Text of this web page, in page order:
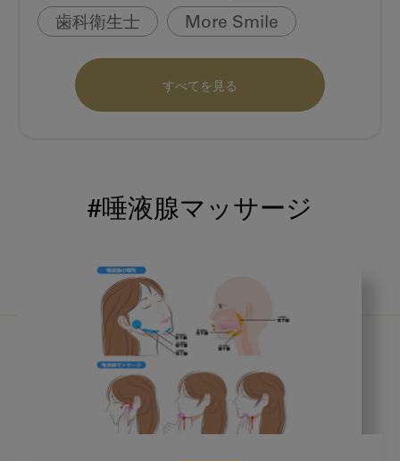
歯科衛生士 More Smile
お悩み相談室 動画 書籍
book
海外歯科事情 咬合の変化
口腔機能発達不全症
いちき歯科 スウェーデン
鼻うがい
内科 歯科 内科医師
すべてを見る
#唾液腺マッサージ